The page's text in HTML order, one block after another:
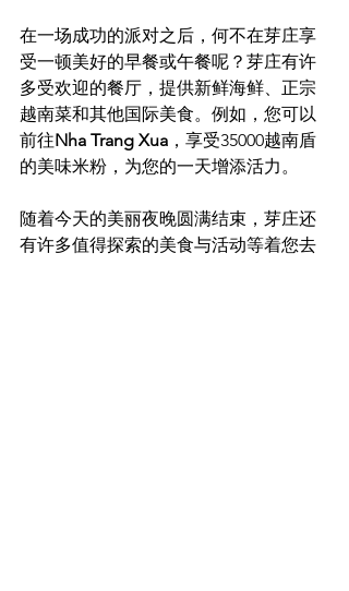
在一场成功的派对之后，何不在芽庄享
受一顿美好的早餐或午餐呢？芽庄有许
多受欢迎的餐厅，提供新鲜海鲜、正宗
越南菜和其他国际美食。例如，您可以
前往Nha Trang Xua ，享受35000越南盾
的美味米粉，为您的一天增添活力。
随着今天的美丽夜晚圆满结束，芽庄还
有许多值得探索的美食与活动等着您去